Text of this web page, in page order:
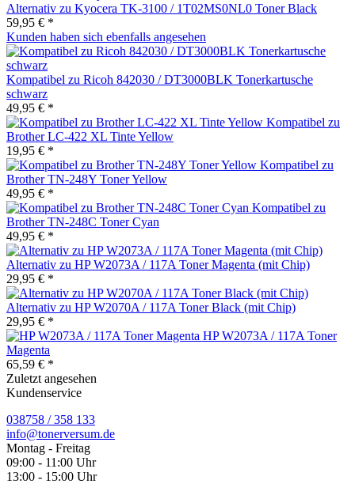
Alternativ zu Kyocera TK-3100 / 1T02MS0NL0 Toner Black
59,95 € *
Kunden haben sich ebenfalls angesehen
Kompatibel zu Ricoh 842030 / DT3000BLK Tonerkartusche
schwarz
49,95 € *
Kompatibel zu
Brother LC-422 XL Tinte Yellow
19,95 € *
Kompatibel zu
Brother TN-248Y Toner Yellow
49,95 € *
Kompatibel zu
Brother TN-248C Toner Cyan
49,95 € *
Alternativ zu HP W2073A / 117A Toner Magenta (mit Chip)
29,95 € *
Alternativ zu HP W2070A / 117A Toner Black (mit Chip)
29,95 € *
HP W2073A / 117A Toner
Magenta
65,59 € *
Zuletzt angesehen
Kundenservice
038758 / 358 133
info@tonerversum.de
Montag - Freitag
09:00 - 11:00 Uhr
13:00 - 15:00 Uhr